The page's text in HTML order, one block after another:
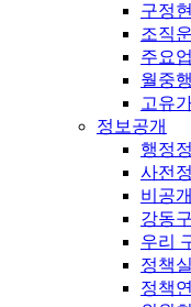
구정
조직
주요
월중
고유
정보공개
행정
사전
비공
강동
우리
정책
정책